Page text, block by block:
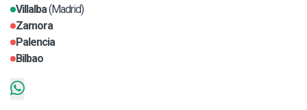
Villalba(Madrid)
Zamora
Palencia
Bilbao